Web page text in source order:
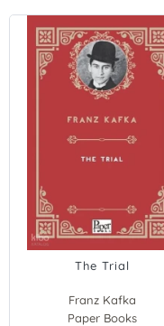
The Trial
Franz Kafka
Paper Books